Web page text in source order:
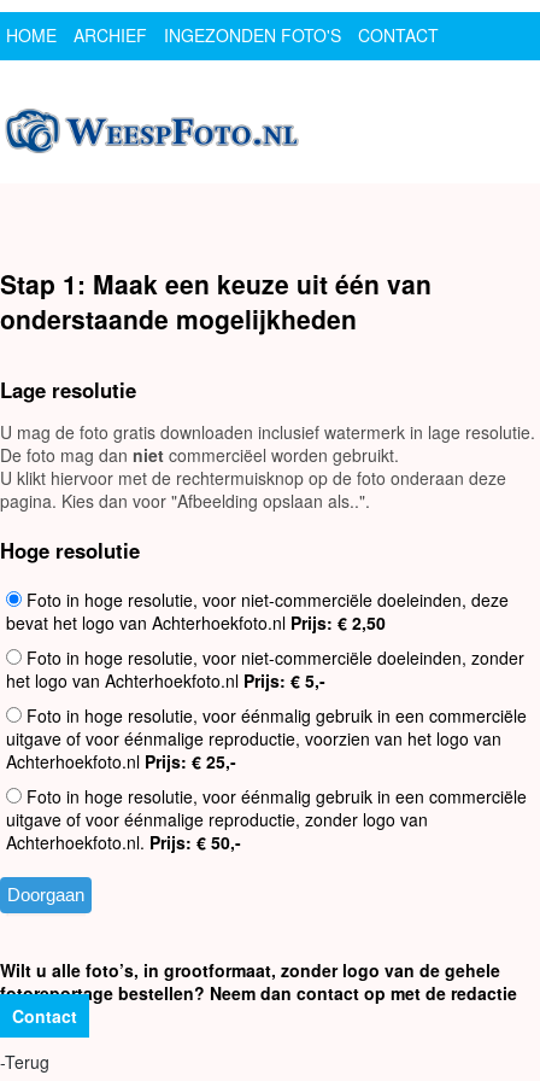
HOME ARCHIEF INGEZONDEN FOTO'S
CONTACT
Stap 1: Maak een keuze uit één van
onderstaande mogelijkheden
Lage resolutie
U mag de foto gratis downloaden inclusief watermerk in lage resolutie.
De foto mag dan niet commerciëel worden gebruikt.
U klikt hiervoor met de rechtermuisknop op de foto onderaan deze
pagina. Kies dan voor "Afbeelding opslaan als..".
Hoge resolutie
Foto in hoge resolutie, voor niet-commerciële doeleinden, deze
bevat het logo van Achterhoekfoto.nl Prijs: € 2,50
Foto in hoge resolutie, voor niet-commerciële doeleinden, zonder
het logo van Achterhoekfoto.nl Prijs: € 5,-
Foto in hoge resolutie, voor éénmalig gebruik in een commerciële
uitgave of voor éénmalige reproductie, voorzien van het logo van
Achterhoekfoto.nl Prijs: € 25,-
Foto in hoge resolutie, voor éénmalig gebruik in een commerciële
uitgave of voor éénmalige reproductie, zonder logo van
Achterhoekfoto.nl. Prijs: € 50,-
Wilt u alle foto’s, in grootformaat, zonder logo van de gehele
fotoreportage bestellen? Neem dan contact op met de redactie
Contact
-Terug